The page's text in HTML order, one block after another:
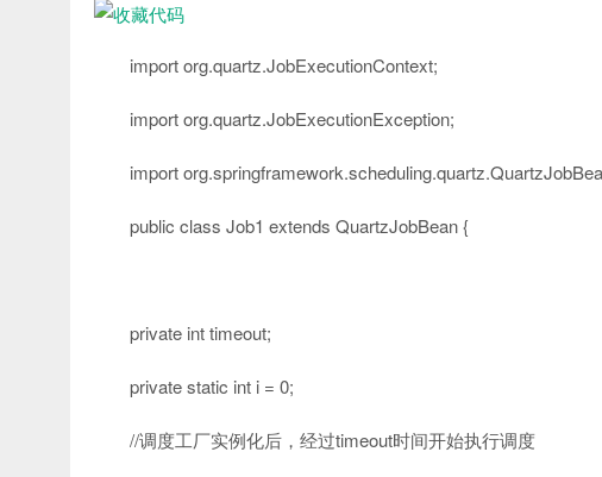
importorg.quartz.JobExecutionContext;
importorg.quartz.JobExecutionException;
import
public class Job1 extends QuartzJobBean {
private inttimeout;
privatestatic int i = 0;
//调度工厂实例化后，经过timeout时间开始执行调度